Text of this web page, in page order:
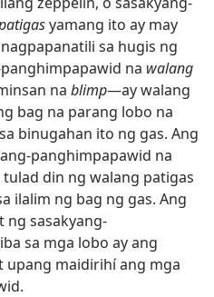
yamang ito ay may
sa hugis ng
na walang
na blimp​—ay walang
bag na parang lobo na
binugahan ito ng gas. Ang
panghimpapawid na
tulad din ng walang patigas
ilalim ng bag ng gas. Ang
ng sasakyang-
sa mga lobo ay ang
maidirihí ang mga